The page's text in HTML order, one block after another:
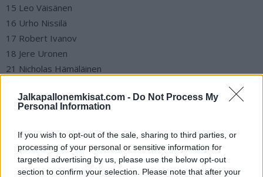
Jalkapallonemkisat.com - Do Not Process My
Personal Information
If you wish to opt-out of the sale, sharing to third parties, or
processing of your personal or sensitive information for
targeted advertising by us, please use the below opt-out
section to confirm your selection. Please note that after your
15 Leo Väisänen
16 Urho Nissilä
17 Robert Ivanov
18 Jere Uronen
21 Nicholas Hämäläinen
https://twitter.com/Huuhkajat/status/146067755858916966
Jos twiitti ei näy laitteellasi voit katsoa sen suoraanHuuhkajien
Twitter-tililtä.